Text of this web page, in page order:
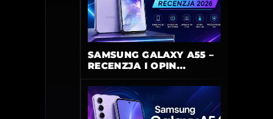
SAMSUNG GALAXY A55 –
RECENZJA I OPIN...